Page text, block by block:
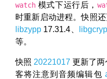
watch 模式下运行后，
时重新启动进程。快照
libzypp 17.31.4、
等。
快照 20221017 更新了两
客将注意到音频编辑包